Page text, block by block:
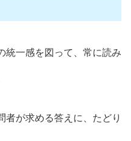
統一感を図って、常に読み
者が求める答えに、たどり